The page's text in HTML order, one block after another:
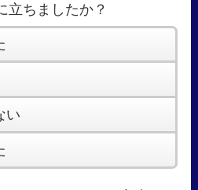
立ちましたか？
い